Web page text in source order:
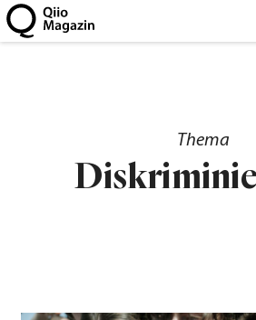
Thema